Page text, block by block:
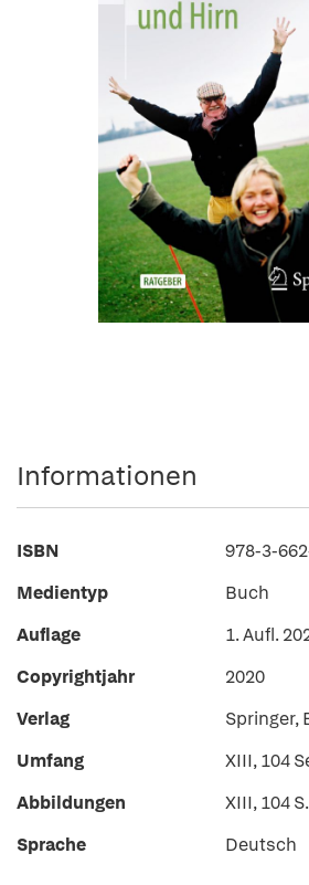
Informationen
ISBN
978-3-
Medientyp
Buch
Auflage
1. Aufl.
Copyrightjahr
2020
Verlag
Springer,
Umfang
XIII, 104
Abbildungen
XIII, 104
Sprache
Deutsch